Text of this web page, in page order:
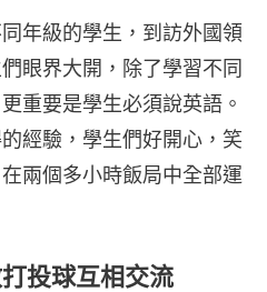
年級的學生，到訪外國領
眼界大開，除了學習不同
重要是學生必須說英語。
經驗，學生們好開心，笑
兩個多小時飯局中全部運
投球互相交流